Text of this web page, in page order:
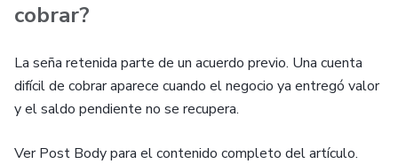
cobrar?
La seña retenida parte de un acuerdo previo. Una cuenta
difícil de cobrar aparece cuando el negocio ya entregó valor
y el saldo pendiente no se recupera.
Ver Post Body para el contenido completo del artículo.